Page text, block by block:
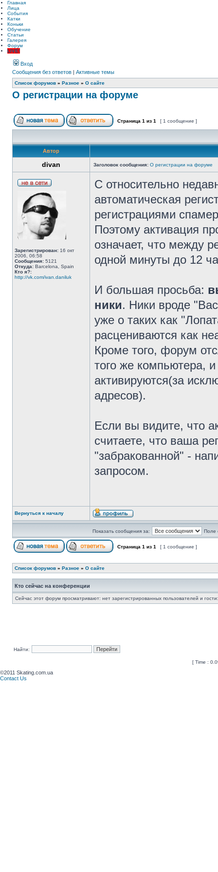
Главная
Лица
События
Катки
Коньки
Обучение
Статьи
Галерея
Форум
LIVE!
Вход
Сообщения без ответов | Активные темы
Список форумов » Разное » О сайте
О регистрации на форуме
Страница 1 из 1 [ 1 сообщение ]
Автор
divan Заголовок сообщения: О регистрации на форуме
Зарегистрирован: 16 окт
2006, 06:58
Сообщения: 5121
Откуда: Barcelona, Spain
Кто я?:
http://vk.com/ivan.daniluk
С относительно
автоматическая
регистрациями
Поэтому активация
означает, что между
одной минуты до 12
И большая просьба:
ники. Ники вроде
уже о таких как
расцениваются как
Кроме того, форум
того же компьютера,
активируются(за
адресов).
Если вы видите, что
считаете, что ваша
"забракованной" -
запросом.
Вернуться к началу
Показать сообщения за: Поле
Страница 1 из 1 [ 1 сообщение ]
Список форумов » Разное » О сайте
Кто сейчас на конференции
Сейчас этот форум просматривают: нет зарегистрированных пользователей и
Найти:
[ Time :
©2011 Skating.com.ua
Contact Us